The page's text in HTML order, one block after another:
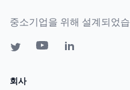
중소기업을 위해 설계되었
회사